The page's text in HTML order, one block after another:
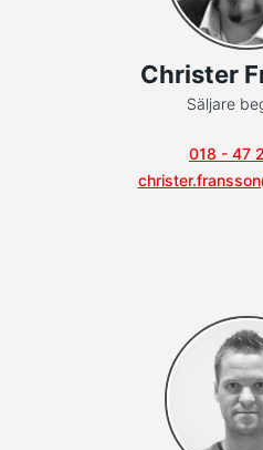
Christer
Säljare
018 - 47